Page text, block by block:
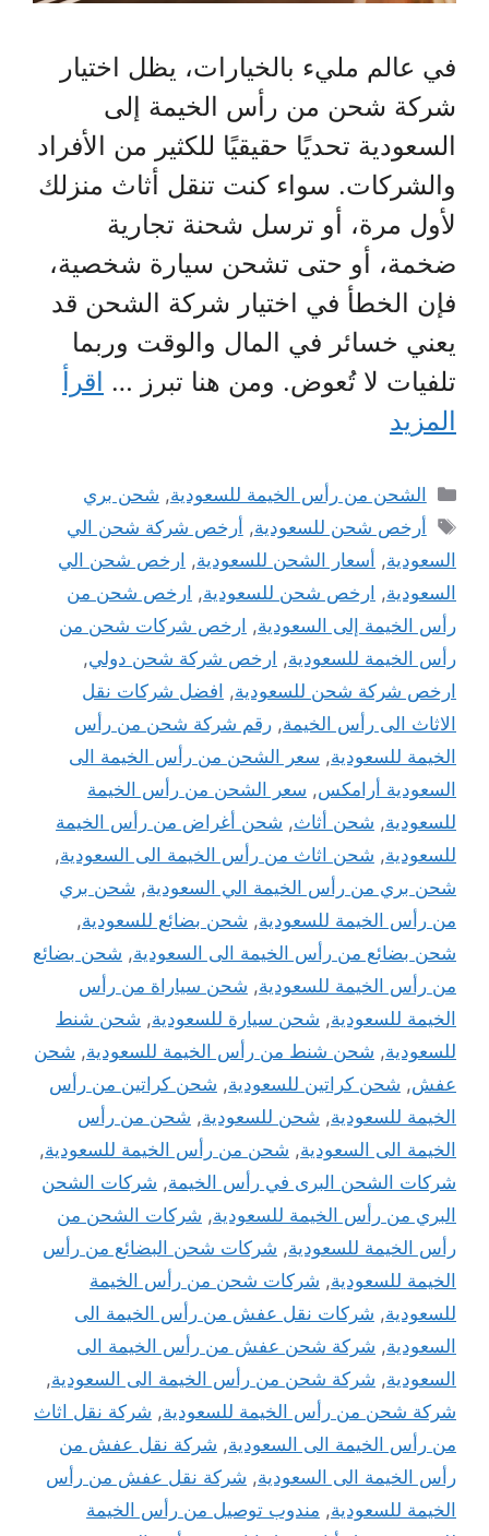
في عالم مليء بالخيارات، يظل اختيار
شركة شحن من رأس الخيمة إلى
السعودية تحديًا حقيقيًا للكثير من الأفراد
والشركات. سواء كنت تنقل أثاث منزلك
لأول مرة، أو ترسل شحنة تجارية
ضخمة، أو حتى تشحن سيارة شخصية،
فإن الخطأ في اختيار شركة الشحن قد
يعني خسائر في المال والوقت وربما
تلفيات لا تُعوض. ومن هنا تبرز … اقرأ
المزيد
التصنيفات
الشحن من رأس الخيمة للسعودية, شحن بري
الوسوم
أرخص شحن للسعودية, أرخص شركة شحن الي
السعودية, أسعار الشحن للسعودية, ارخص شحن الي
السعودية, ارخص شحن للسعودية, ارخص شحن من
رأس الخيمة إلى السعودية, ارخص شركات شحن من
رأس الخيمة للسعودية, ارخص شركة شحن دولي,
ارخص شركة شحن للسعودية, افضل شركات نقل
الاثاث الى رأس الخيمة, رقم شركة شحن من رأس
الخيمة للسعودية, سعر الشحن من رأس الخيمة الى
السعودية أرامكس, سعر الشحن من رأس الخيمة
للسعودية, شحن أثاث, شحن أغراض من رأس الخيمة
للسعودية, شحن اثاث من رأس الخيمة الى السعودية,
شحن بري من رأس الخيمة الي السعودية, شحن بري
من رأس الخيمة للسعودية, شحن بضائع للسعودية,
شحن بضائع من رأس الخيمة الى السعودية, شحن بضائع
من رأس الخيمة للسعودية, شحن سياراة من رأس
الخيمة للسعودية, شحن سيارة للسعودية, شحن شنط
للسعودية, شحن شنط من رأس الخيمة للسعودية, شحن
عفش, شحن كراتين للسعودية, شحن كراتين من رأس
الخيمة للسعودية, شحن للسعودية, شحن من رأس
الخيمة الى السعودية, شحن من رأس الخيمة للسعودية,
شركات الشحن البرى في رأس الخيمة, شركات الشحن
البري من رأس الخيمة للسعودية, شركات الشحن من
رأس الخيمة للسعودية, شركات شحن البضائع من رأس
الخيمة للسعودية, شركات شحن من رأس الخيمة
للسعودية, شركات نقل عفش من رأس الخيمة الى
السعودية, شركة شحن عفش من رأس الخيمة الى
السعودية, شركة شحن من رأس الخيمة الى السعودية,
شركة شحن من رأس الخيمة للسعودية, شركة نقل اثاث
من رأس الخيمة الى السعودية, شركة نقل عفش من
رأس الخيمة الى السعودية, شركة نقل عفش من رأس
الخيمة للسعودية, مندوب توصيل من رأس الخيمة